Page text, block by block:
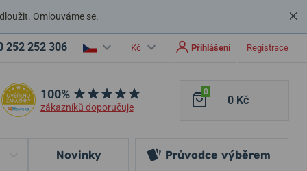
Omlouváme se.
252 252 306 Kč Přihlášení Registrace
100%
zákazníků doporučuje
0
0 Kč
Novinky Průvodce výběrem